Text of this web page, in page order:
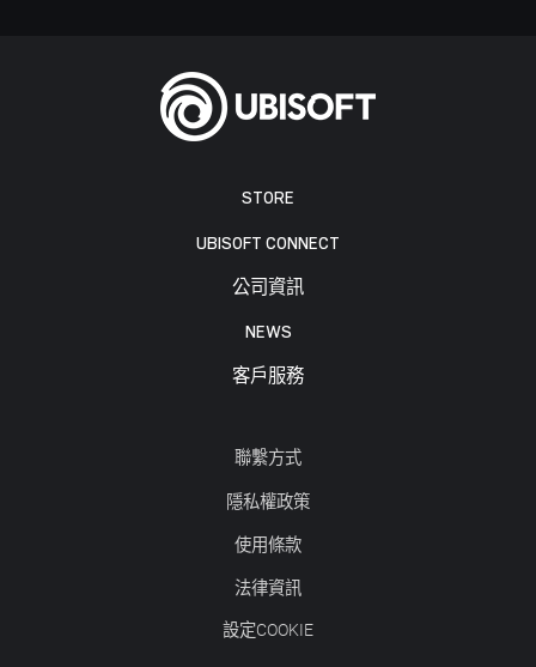
STORE
UBISOFT CONNECT
公司資訊
NEWS
客戶服務
聯繫方式
隱私權政策
使用條款
法律資訊
設定COOKIE